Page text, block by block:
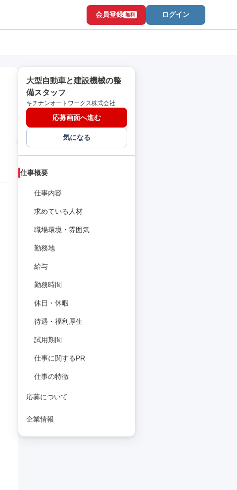
会員登録 無料 ログイン
大型自動車と建設機械の整
備スタッフ
キチナンオートワークス株式会社
応募画面へ進む
気になる
仕事概要
仕事内容
求めている人材
職場環境・雰囲気
勤務地
給与
勤務時間
休日・休暇
待遇・福利厚生
試用期間
仕事に関するPR
仕事の特徴
応募について
企業情報